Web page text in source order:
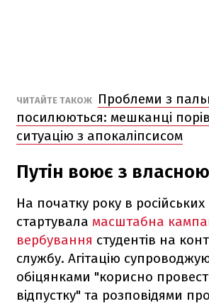
ЧИТАЙТЕ ТАКОЖ
Проблеми з
посилюються: мешканці
ситуацію з апокаліпсисом
Путін воює з
На початку року в
стартувала масштабна
вербування студентів на
службу. Агітацію
обіцянками "корисно
відпустку" та розповідями